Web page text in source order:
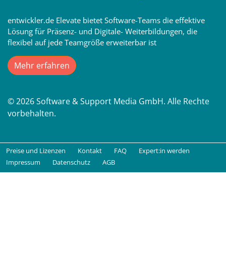
entwickler.de Elevate bietet Software-Teams die effektive
Lösung für Präsenz- und Digitale- Weiterbildungen, die
flexibel auf jede Teamgröße erweiterbar ist
Mehr erfahren
© 2026 Software & Support Media GmbH. Alle Rechte
vorbehalten.
Preise und Lizenzen Kontakt FAQ
Expert:in werden
Impressum
Datenschutz AGB